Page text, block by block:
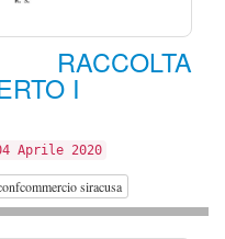
RACCOLTA
I
Aprile 2020
siracusa